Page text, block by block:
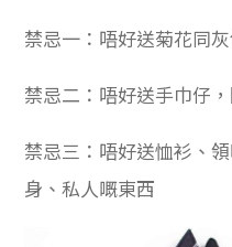
禁忌一：唔好送菊花同
禁忌二：唔好送手巾仔
禁忌三：唔好送恤衫、
身、私人嘅東西